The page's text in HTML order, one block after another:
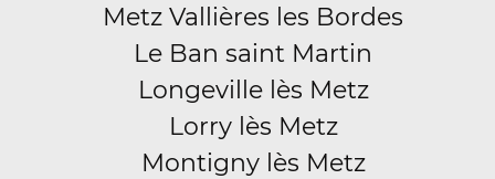
Metz Vallières les Bordes
Le Ban saint Martin
Longeville lès Metz
Lorry lès Metz
Montigny lès Metz